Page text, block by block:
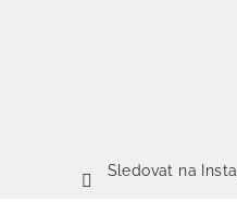
Sledovat na